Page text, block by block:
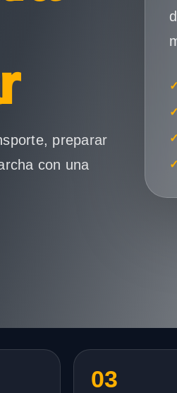
preparar
con una
✓
✓
✓
✓
03